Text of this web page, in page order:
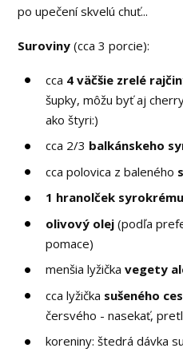
po upečení skvelú chuť...
Suroviny (cca 3 porcie):
cca 4 väčšie zrelé
šupky, môžu byť aj
ako štyri:)
cca 2/3 balkánskeho
cca polovica z baleného
1 hranolček
olivový olej(podľa
pomace)
menšia lyžičkavegety
cca lyžička sušeného
čersvého - nasekať,
koreniny: štedrá dávka